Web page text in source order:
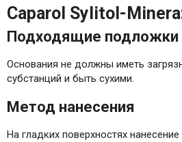
Caparol Sylitol-
Подходящие подложки
Основания не должны иметь
субстанций и быть сухими.
Метод нанесения
На гладких поверхностях нанесение